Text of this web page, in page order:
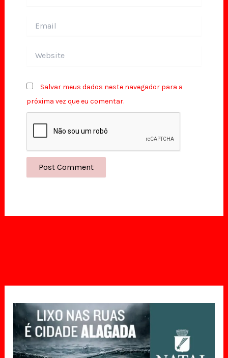
Salvar meus dados neste navegador para a
próxima vez que eu comentar.